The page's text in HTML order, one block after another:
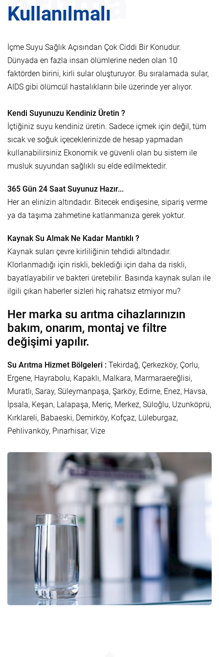
Kullanılmalı
İçme Suyu Sağlık Açısından Çok Ciddi Bir Konudur.
Dünyada en fazla insan ölümlerine neden olan 10
faktörden birini, kirli sular oluşturuyor. Bu sıralamada sular,
AIDS gibi ölümcül hastalıkların bile üzerinde yer alıyor.
Kendi Suyunuzu Kendiniz Üretin ?
İçtiğiniz suyu kendiniz üretin. Sadece içmek için değil, tüm
sıcak ve soğuk içeceklerinizde de hesap yapmadan
kullanabilirsiniz Ekonomik ve güvenli olan bu sistem ile
musluk suyundan sağlıklı su elde edilmektedir.
365 Gün 24 Saat Suyunuz Hazır...
Her an elinizin altındadır. Bitecek endişesine, sipariş verme
ya da taşıma zahmetine katlanmanıza gerek yoktur.
Kaynak Su Almak Ne Kadar Mantıklı ?
Kaynak suları çevre kirliliğinin tehdidi altındadır.
Klorlanmadığı için riskli, beklediği için daha da riskli,
bayatlayabilir ve bakteri üretebilir. Basında kaynak suları ile
ilgili çıkan haberler sizleri hiç rahatsız etmiyor mu?
Her marka su arıtma cihazlarınızın
bakım, onarım, montaj ve filtre
değişimi yapılır.
Su Arıtma Hizmet Bölgeleri : Tekirdağ, Çerkezköy, Çorlu,
Ergene, Hayrabolu, Kapaklı, Malkara, Marmaraereğlisi,
Muratlı, Saray, Süleymanpaşa, Şarköy, Edirne, Enez, Havsa,
İpsala, Keşan, Lalapaşa, Meriç, Merkez, Süloğlu, Uzunköprü,
Kırklareli, Babaeski, Demirköy, Kofçaz, Lüleburgaz,
Pehlivanköy, Pınarhisar, Vize